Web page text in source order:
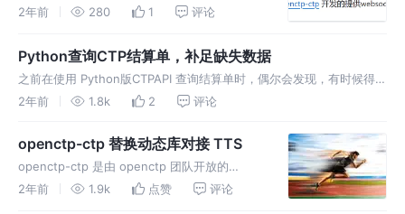
websocket接口的CTP服务, 那么如何连接开放
2年前 280 1 评论
Python查询CTP结算单，补足缺失数据
之前在使用 Python版CTPAPI 查询结算单时，偶尔会发现，有时候得到
的结算单是不完整的，直接看代码和结果吧。 查询结算单和处理响应的
2年前 1.8k 2 评论
openctp-ctp 替换动态库对接 TTS
openctp-ctp 是由 openctp 团队开放的
Python 版 CTPAPI, 可以使用 Python 方便的对
2年前 1.9k 点赞 评论